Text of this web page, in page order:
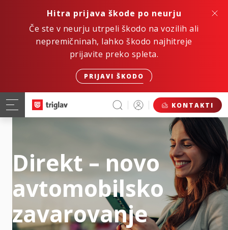
Hitra prijava škode po neurju
Če ste v neurju utrpeli škodo na vozilih ali
nepremičninah, lahko škodo najhitreje
prijavite preko spleta.
PRIJAVI ŠKODO
KONTAKTI
Direkt – novo
avtomobilsko
zavarovanje